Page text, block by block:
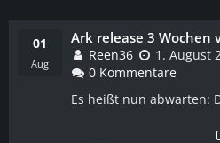
01
Aug
Ark release 3 Wochen
Reen36 1. August
0 Kommentare
Es heißt nun abwarten: